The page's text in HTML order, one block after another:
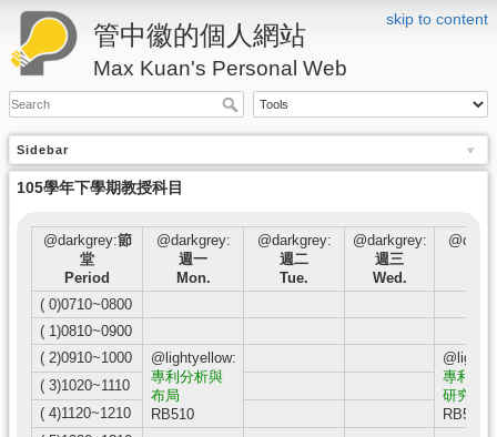
skip to content
管中徽的個人網站
Max Kuan's Personal Web
Sidebar
105學年下學期教授科目
@darkgrey:節
堂
Period
@darkgrey:
週一
Mon.
@darkgrey:
週二
Tue.
@darkgrey:
週三
Wed.
( 0)0710~0800
( 1)0810~0900
( 2)0910~1000
@lightyellow:
專利分析與
布局
RB510
專利說
研究
RB510
( 3)1020~1110
( 4)1120~1210